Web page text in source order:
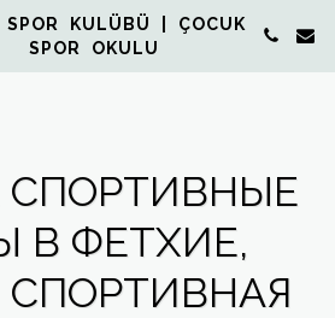
SPOR KULÜBÜ | ÇOCUK
SPOR OKULU
СПОРТИВНЫЕ
В ФЕТХИЕ,
СПОРТИВНАЯ